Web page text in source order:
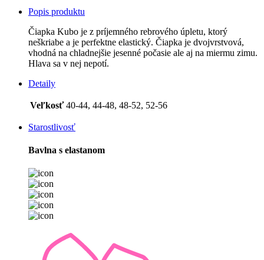
Popis produktu
Čiapka Kubo je z príjemného rebrového úpletu, ktorý
neškriabe a je perfektne elastický. Čiapka je dvojvrstvová,
vhodná na chladnejšie jesenné počasie ale aj na miermu zimu.
Hlava sa v nej nepotí.
Detaily
Veľkosť 40-44, 44-48, 48-52, 52-56
Starostlivosť
Bavlna s elastanom